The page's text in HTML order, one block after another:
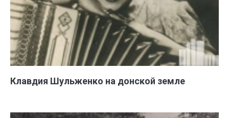
Клавдия Шульженко на донской земле